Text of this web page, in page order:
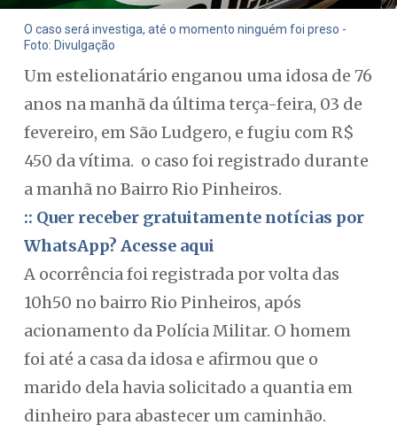
O caso será investiga, até o momento ninguém foi preso -
Foto: Divulgação
Um estelionatário enganou uma idosa de 76
anos na manhã da última terça-feira, 03 de
fevereiro, em São Ludgero, e fugiu com R$
450 da vítima. o caso foi registrado durante
a manhã no Bairro Rio Pinheiros.
:: Quer receber gratuitamente notícias por
WhatsApp? Acesse aqui
A ocorrência foi registrada por volta das
10h50 no bairro Rio Pinheiros, após
acionamento da Polícia Militar. O homem
foi até a casa da idosa e afirmou que o
marido dela havia solicitado a quantia em
dinheiro para abastecer um caminhão.